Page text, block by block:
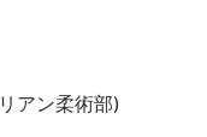
アン柔術部)